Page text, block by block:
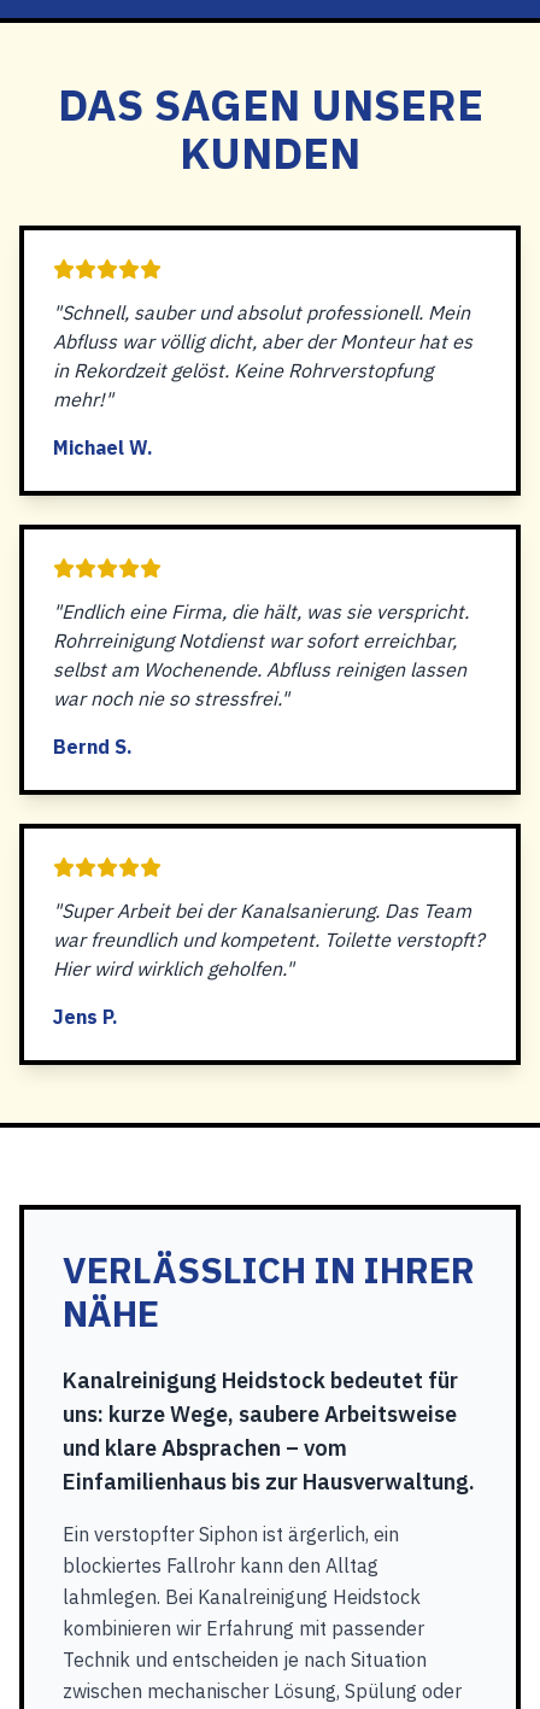
DAS SAGEN UNSERE
KUNDEN
"Schnell, sauber und absolut professionell. Mein
Abfluss war völlig dicht, aber der Monteur hat es
in Rekordzeit gelöst. Keine Rohrverstopfung
mehr!"
Michael W.
"Endlich eine Firma, die hält, was sie verspricht.
Rohrreinigung Notdienst war sofort erreichbar,
selbst am Wochenende. Abfluss reinigen lassen
war noch nie so stressfrei."
Bernd S.
"Super Arbeit bei der Kanalsanierung. Das Team
war freundlich und kompetent. Toilette verstopft?
Hier wird wirklich geholfen."
Jens P.
VERLÄSSLICH IN IHRER
NÄHE
Kanalreinigung Heidstock bedeutet für
uns: kurze Wege, saubere Arbeitsweise
und klare Absprachen – vom
Einfamilienhaus bis zur Hausverwaltung.
Ein verstopfter Siphon ist ärgerlich, ein
blockiertes Fallrohr kann den Alltag
lahmlegen. Bei Kanalreinigung Heidstock
kombinieren wir Erfahrung mit passender
Technik und entscheiden je nach Situation
zwischen mechanischer Lösung, Spülung oder